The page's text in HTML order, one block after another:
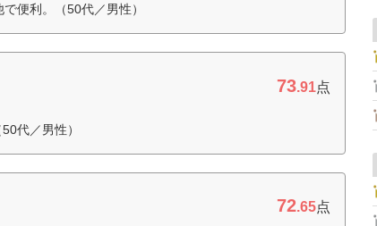
便利。（50代／男性）
73.91点
代／男性）
72.65点